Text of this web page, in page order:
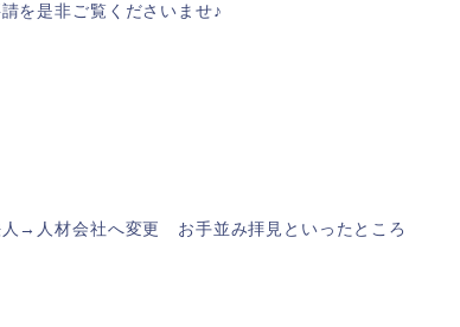
を是非ご覧くださいませ♪
人→人材会社へ変更 お手並み拝見といったところ